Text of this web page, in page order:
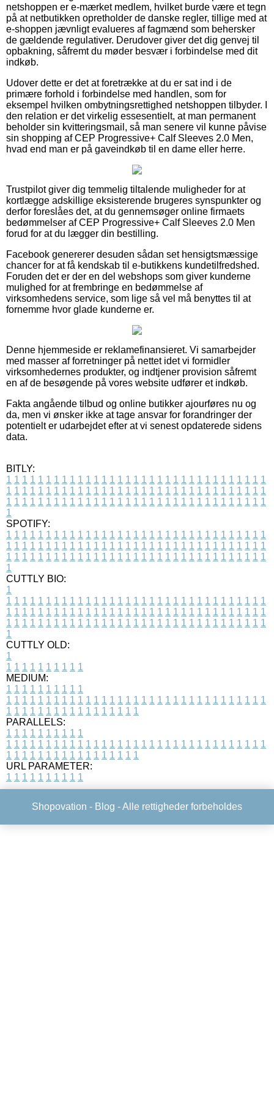
netshoppen er e-mærket medlem, hvilket burde være et tegn
på at netbutikken opretholder de danske regler, tillige med at
e-shoppen jævnligt evalueres af fagmænd som behersker
de gældende regulativer. Derudover giver det dig genvej til
opbakning, såfremt du møder besvær i forbindelse med dit
indkøb.
Udover dette er det at foretrække at du er sat ind i de
primære forhold i forbindelse med handlen, som for
eksempel hvilken ombytningsrettighed netshoppen tilbyder. I
den relation er det virkelig essesentielt, at man permanent
beholder sin kvitteringsmail, så man senere vil kunne påvise
sin shopping af CEP Progressive+ Calf Sleeves 2.0 Men,
hvad end man er på gaveindkøb til en dame eller herre.
Trustpilot giver dig temmelig tiltalende muligheder for at
kortlægge adskillige eksisterende brugeres synspunkter og
derfor foreslåes det, at du gennemsøger online firmaets
bedømmelser af CEP Progressive+ Calf Sleeves 2.0 Men
forud for at du lægger din bestilling.
Facebook genererer desuden sådan set hensigtsmæssige
chancer for at få kendskab til e-butikkens kundetilfredshed.
Foruden det er der en del webshops som giver kunderne
mulighed for at frembringe en bedømmelse af
virksomhedens service, som lige så vel må benyttes til at
fornemme hvor glade kunderne er.
Denne hjemmeside er reklamefinansieret. Vi samarbejder
med masser af forretninger på nettet idet vi formidler
virksomhedernes produkter, og indtjener provision såfremt
en af de besøgende på vores website udfører et indkøb.
Fakta angående tilbud og online butikker ajourføres nu og
da, men vi ønsker ikke at tage ansvar for forandringer der
potentielt er udarbejdet efter at vi senest opdaterede sidens
data.
BITLY:
1 1 1 1 1 1 1 1 1 1 1 1 1 1 1 1 1 1 1 1 1 1 1 1 1 1 1 1 1 1 1 1 1
1 1 1 1 1 1 1 1 1 1 1 1 1 1 1 1 1 1 1 1 1 1 1 1 1 1 1 1 1 1 1 1 1
1 1 1 1 1 1 1 1 1 1 1 1 1 1 1 1 1 1 1 1 1 1 1 1 1 1 1 1 1 1 1 1 1
1
SPOTIFY:
1 1 1 1 1 1 1 1 1 1 1 1 1 1 1 1 1 1 1 1 1 1 1 1 1 1 1 1 1 1 1 1 1
1 1 1 1 1 1 1 1 1 1 1 1 1 1 1 1 1 1 1 1 1 1 1 1 1 1 1 1 1 1 1 1 1
1 1 1 1 1 1 1 1 1 1 1 1 1 1 1 1 1 1 1 1 1 1 1 1 1 1 1 1 1 1 1 1 1
1
CUTTLY BIO:
1
1 1 1 1 1 1 1 1 1 1 1 1 1 1 1 1 1 1 1 1 1 1 1 1 1 1 1 1 1 1 1 1 1
1 1 1 1 1 1 1 1 1 1 1 1 1 1 1 1 1 1 1 1 1 1 1 1 1 1 1 1 1 1 1 1 1
1 1 1 1 1 1 1 1 1 1 1 1 1 1 1 1 1 1 1 1 1 1 1 1 1 1 1 1 1 1 1 1 1
1
CUTTLY OLD:
1
1 1 1 1 1 1 1 1 1 1
MEDIUM:
1 1 1 1 1 1 1 1 1 1
1 1 1 1 1 1 1 1 1 1 1 1 1 1 1 1 1 1 1 1 1 1 1 1 1 1 1 1 1 1 1 1 1
1 1 1 1 1 1 1 1 1 1 1 1 1 1 1 1 1
PARALLELS:
1 1 1 1 1 1 1 1 1 1
1 1 1 1 1 1 1 1 1 1 1 1 1 1 1 1 1 1 1 1 1 1 1 1 1 1 1 1 1 1 1 1 1
1 1 1 1 1 1 1 1 1 1 1 1 1 1 1 1 1
URL PARAMETER:
1 1 1 1 1 1 1 1 1 1
Shopovation - Blog - Alle rettigheder forbeholdes